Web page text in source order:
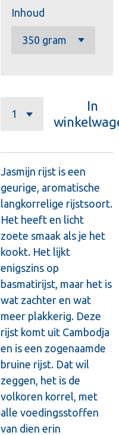
Inhoud
In
Jasmijn rijst is een
geurige, aromatische
langkorrelige rijstsoort.
Het heeft en licht
zoete smaak als je het
kookt. Het lijkt
enigszins op
basmatirijst, maar het is
wat zachter en wat
meer plakkerig. Deze
rijst komt uit Cambodja
en is een zogenaamde
bruine rijst. Dat wil
zeggen, het is de
volkoren korrel, met
alle voedingsstoffen
van dien erin